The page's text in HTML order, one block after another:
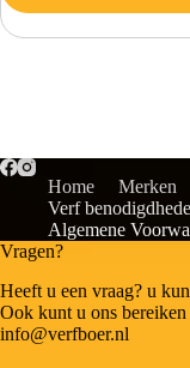
Home Merken
Verf
Algemene
Vragen?
Heeft u een vraag? u
Ook kunt u ons
info@verfboer.nl